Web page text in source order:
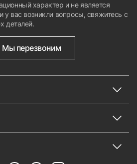
характер и не является
у вас возникли вопросы, свяжитесь с
деталей.
Мы перезвоним